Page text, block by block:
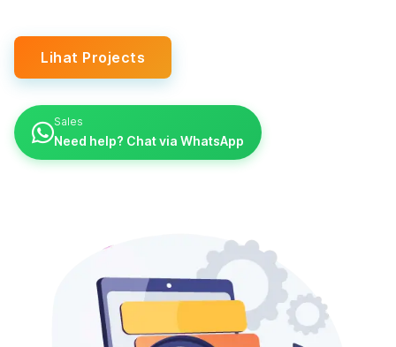
Lihat Projects
Sales
Need help? Chat via WhatsApp